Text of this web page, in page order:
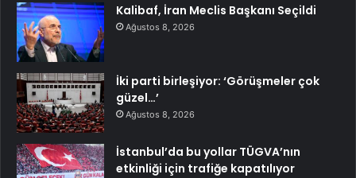
Kalibaf, İran Meclis Başkanı Seçildi
Ağustos 8, 2026
İki parti birleşiyor: ‘Görüşmeler çok
güzel…’
Ağustos 8, 2026
İstanbul’da bu yollar TÜGVA’nın
etkinliği için trafiğe kapatılıyor